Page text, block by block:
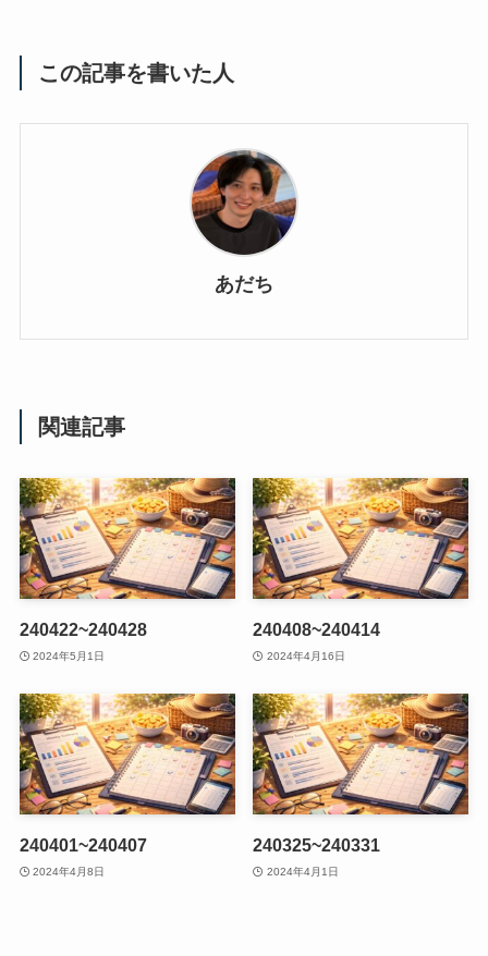
この記事を書いた人
あだち
関連記事
240422~240428
2024年5月1日
240408~240414
2024年4月16日
240401~240407
2024年4月8日
240325~240331
2024年4月1日